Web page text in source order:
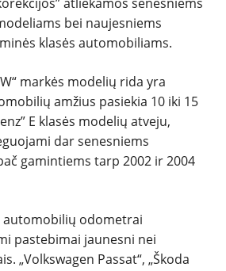
bei naujesniems
klasės automobiliams.
markės modelių rida yra
amžius pasiekia 10 iki 15
E klasės modelių atveju,
dar senesniems
gamintiems tarp 2002 ir 2004
automobilių odometrai
pastebimai jaunesni nei
„Volkswagen Passat“, „Škoda